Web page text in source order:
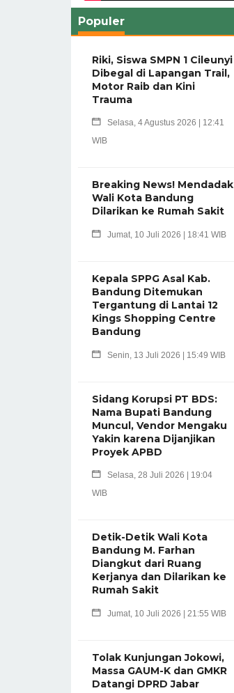
Populer
Riki, Siswa SMPN 1 Cileunyi
Dibegal di Lapangan Trail,
Motor Raib dan Kini
Trauma
Selasa, 4 Agustus 2026 | 12:41
WIB
Breaking News! Mendadak
Wali Kota Bandung
Dilarikan ke Rumah Sakit
Jumat, 10 Juli 2026 | 18:41 WIB
Kepala SPPG Asal Kab.
Bandung Ditemukan
Tergantung di Lantai 12
Kings Shopping Centre
Bandung
Senin, 13 Juli 2026 | 15:49 WIB
Sidang Korupsi PT BDS:
Nama Bupati Bandung
Muncul, Vendor Mengaku
Yakin karena Dijanjikan
Proyek APBD
Selasa, 28 Juli 2026 | 19:04
WIB
Detik-Detik Wali Kota
Bandung M. Farhan
Diangkut dari Ruang
Kerjanya dan Dilarikan ke
Rumah Sakit
Jumat, 10 Juli 2026 | 21:55 WIB
Tolak Kunjungan Jokowi,
Massa GAUM-K dan GMKR
Datangi DPRD Jabar